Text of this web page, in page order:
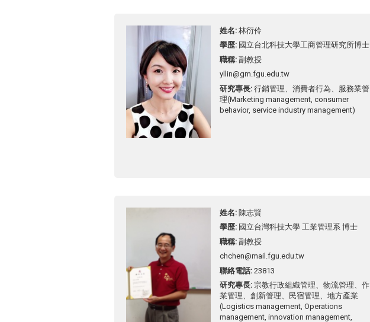
姓名 林衍伶
學歷 國立台北科技大學工商管理研究所博士
職稱 副教授
yllin@gm.fgu.edu.tw
研究專長 行銷管理、消費者行為、服務業管
理(Marketing management, consumer
behavior, service industry management)
姓名 陳志賢
學歷 國立台灣科技大學 工業管理系 博士
職稱 副教授
chchen@mail.fgu.edu.tw
聯絡電話 23813
研究專長 宗教行政組織管理、物流管理、作
業管理、創新管理、民宿管理、地方產業
(Logistics management, Operations
management, innovation management,